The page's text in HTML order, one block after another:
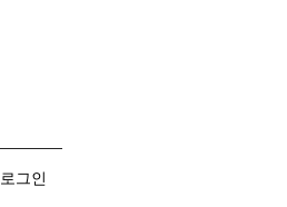
로그인